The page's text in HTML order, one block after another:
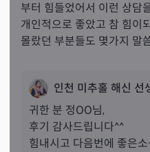
부터 힘들었어서 이런 상담
개인적으로 좋았고 참 힘이
몰랐던 부분들도 몇가지 말
도록 하겠습니다! 선생님
드리겠습니다 :)
인천 미추홀 해신 선
귀한 분 정OO님,
후기 감사드립니다^^
힘내시고 다음번에 좋은